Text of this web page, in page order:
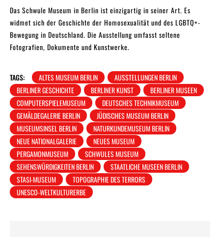
Das Schwule Museum in Berlin ist einzigartig in seiner Art. Es
widmet sich der Geschichte der Homosexualität und des LGBTQ+-
Bewegung in Deutschland. Die Ausstellung umfasst seltene
Fotografien, Dokumente und Kunstwerke.
TAGS: ALTES MUSEUM BERLIN
AUSSTELLUNGEN BERLIN
BERLINER GESCHICHTE
BERLINER KUNST
BERLINER MUSEEN
COMPUTERSPIELEMUSEUM
DEUTSCHES TECHNIKMUSEUM
GEMÄLDEGALERIE BERLIN
JÜDISCHES MUSEUM BERLIN
MUSEUMSINSEL BERLIN
NATURKUNDEMUSEUM BERLIN
NEUE NATIONALGALERIE
NEUES MUSEUM
PERGAMONMUSEUM
SCHWULES MUSEUM
SEHENSWÜRDIGKEITEN BERLIN
STAATLICHE MUSEEN BERLIN
STASI-MUSEUM
TOPOGRAPHIE DES TERRORS
UNESCO-WELTKULTURERBE